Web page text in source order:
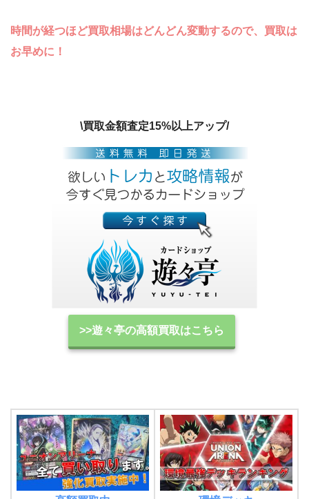
時間が経つほど買取相場はどんどん変動するので、買取は
お早めに！
\買取金額査定15%以上アップ/
>>遊々亭の高額買取はこちら